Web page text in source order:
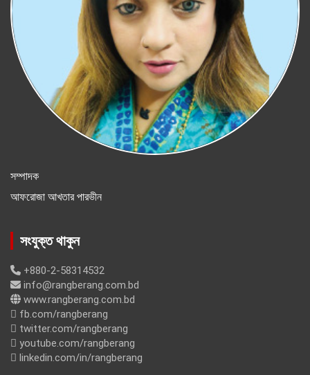
সম্পাদক
আফরোজা আখতার পারভীন
সংযুক্ত থাকুন
+880-2-58314532
info@rangberang.com.bd
www.rangberang.com.bd
fb.com/rangberang
twitter.com/rangberang
youtube.com/rangberang
linkedin.com/in/rangberang